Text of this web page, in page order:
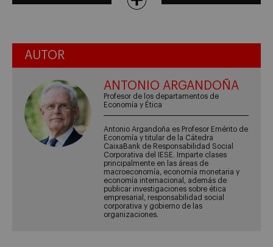
AUTOR
ANTONIO ARGANDOÑA
Profesor de los departamentos de
Economía y Ética
Antonio Argandoña es Profesor Emérito de
Economía y titular de la Cátedra
CaixaBank de Responsabilidad Social
Corporativa del IESE. Imparte clases
principalmente en las áreas de
macroeconomía, economía monetaria y
economía internacional, además de
publicar investigaciones sobre ética
empresarial, responsabilidad social
corporativa y gobierno de las
organizaciones.